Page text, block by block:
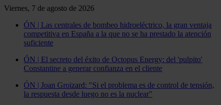
Viernes, 7 de agosto de 2026
ÓN | Las centrales de bombeo hidroeléctrico, la gran ventaja
competitiva en España a la que no se ha prestado la atención
suficiente
ÓN | El secreto del éxito de Octopus Energy: del 'pulpito'
Constantine a generar confianza en el cliente
ÓN | Joan Groizard: "Si el problema es de control de tensión,
la respuesta desde luego no es la nuclear"